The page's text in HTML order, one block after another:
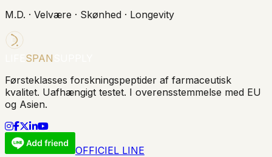
M.D. · Velvære · Skønhed · Longevity
SPAN
Førsteklasses forskningspeptider af farmaceutisk
kvalitet. Uafhængigt testet. I overensstemmelse med EU
og Asien.
OFFICIEL LINE